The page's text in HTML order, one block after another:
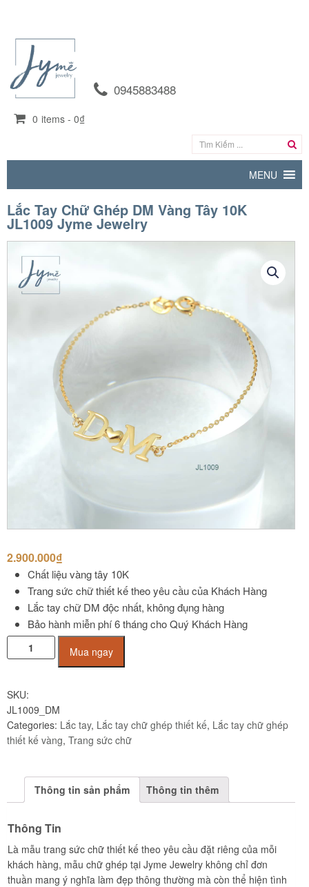
0945883488
0 items - 0₫
MENU
Lắc Tay Chữ Ghép DM Vàng Tây 10K
JL1009 Jyme Jewelry
2.900.000₫
Chất liệu vàng tây 10K
Trang sức chữ thiết kế theo yêu cầu của Khách Hàng
Lắc tay chữ DM độc nhất, không đụng hàng
Bảo hành miễn phí 6 tháng cho Quý Khách Hàng
tay
ghép
DM
vàng
tây
Jyme
Jewelry
Mua ngay
SKU:
JL1009_DM
Categories: Lắc tay, Lắc tay chữ ghép thiết kế, Lắc tay chữ ghép
thiết kế vàng, Trang sức chữ
Thông tin sản phẩm Thông tin thêm
Thông Tin
Là mẫu trang sức chữ thiết kế theo yêu cầu đặt riêng của mỗi
khách hàng, mẫu chữ ghép tại Jyme Jewelry không chỉ đơn
thuần mang ý nghĩa làm đẹp thông thường mà còn thể hiện tình